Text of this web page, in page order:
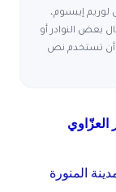
إيبسوم،
بعض النوادر أو
أن تستخدم نص
العزّاوي
المنورة